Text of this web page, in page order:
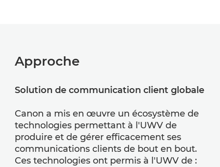
Approche
Solution de communication client globale
Canon a mis en œuvre un écosystème de
technologies permettant à l'UWV de
produire et de gérer efficacement ses
communications clients de bout en bout.
Ces technologies ont permis à l'UWV de :